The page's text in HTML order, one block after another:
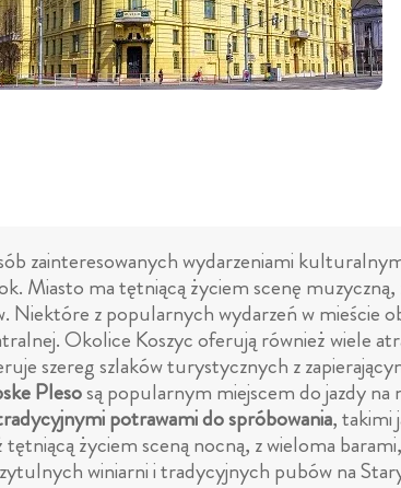
zainteresowanych wydarzeniami
Miasto ma tętniącą życiem scenę
z popularnych wydarzeń w mieście
Okolice Koszyc oferują również wiele
szereg szlaków turystycznych z
Plesosą popularnym miejscem do jazdy na
potrawami do spróbowania, takimi
tętniącą życiem sceną nocną, z wieloma
winiarni i tradycyjnych pubów na